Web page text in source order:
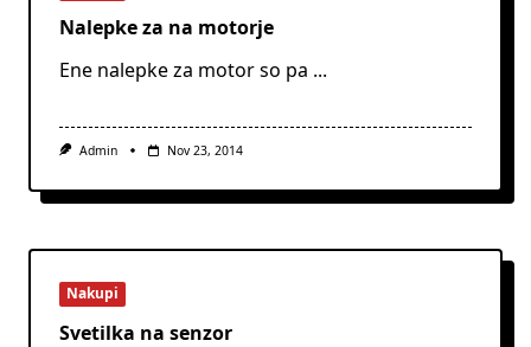
Nalepke za na motorje
Ene nalepke za motor so pa ...
Admin Nov 23, 2014
Nakupi
Svetilka na senzor